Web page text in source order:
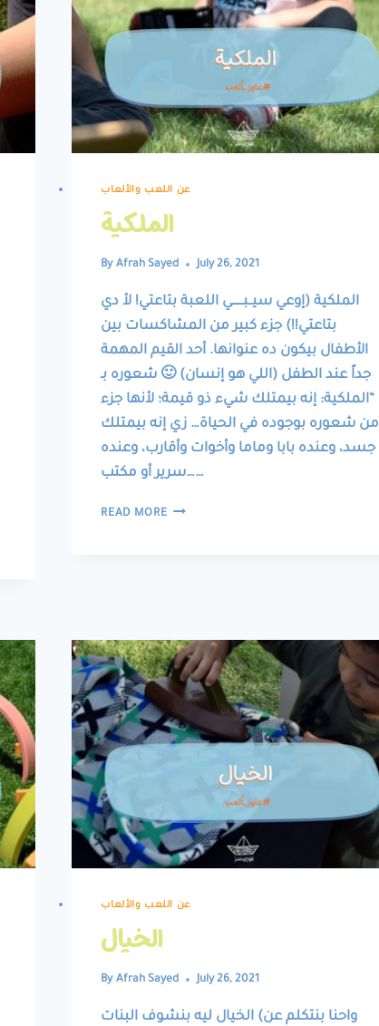
عن اللعب والألعاب
الملكية
By Afrah Sayed July 26, 2021
الملكية (إوعي سيــبــــــي اللعبة بتاعتي! لأ دي
بتاعتي!!) جزء كبير من المشاكسات بين
الأطفال بيكون ده عنوانها. أحد القيم المهمة
جداً عند الطفل (اللي هو إنسان) 🙂 شعوره بـ
“الملكية: إنه بيمتلك شيء ذو قيمة؛ لأنها جزء
من شعوره بوجوده في الحياة… زي إنه بيمتلك
جسد، وعنده بابا وماما وأخوات وأقارب، وعنده
سرير أو مكتب……
READ MOREالملكية
عن اللعب والألعاب
الخيال
By Afrah Sayed July 26, 2021
الخيال ليه بنشوف البنات (واحنا بنتكلم عن